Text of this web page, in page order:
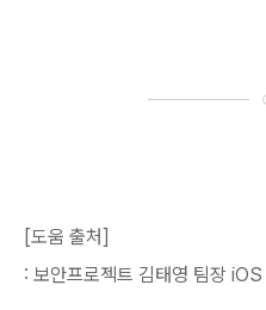
[도움 출처]
: 보안프로젝트 김태영 팀장